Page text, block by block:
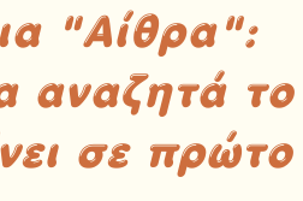
"Αίθρα":
αναζητά
σε